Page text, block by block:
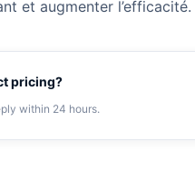
et augmenter l’efficacité.
pricing?
within 24 hours.